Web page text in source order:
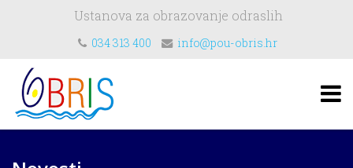
Ustanova za obrazovanje odraslih
034 313 400 info@pou-obris.hr